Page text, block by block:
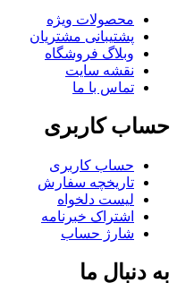
محصولات ویژه
پشتیبانی مشتریان
وبلاگ فروشگاه
نقشه سایت
تماس با ما
کاربری
حساب کاربری
تاریخچه سفارش
لیست دلخواه
اشتراک خبرنامه
شارژ حساب
دنبال ما